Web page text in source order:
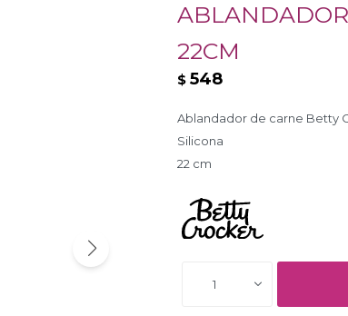
22CM
$ 548
Ablandador de carne Betty
Silicona
22 cm
1